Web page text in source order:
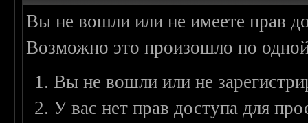
Вы не вошли или не имеете прав
Возможно это произошло по
Вы не вошли или не
У вас нет прав доступа для